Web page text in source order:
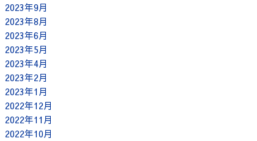
2023年9月
2023年8月
2023年6月
2023年5月
2023年4月
2023年2月
2023年1月
2022年12月
2022年11月
2022年10月